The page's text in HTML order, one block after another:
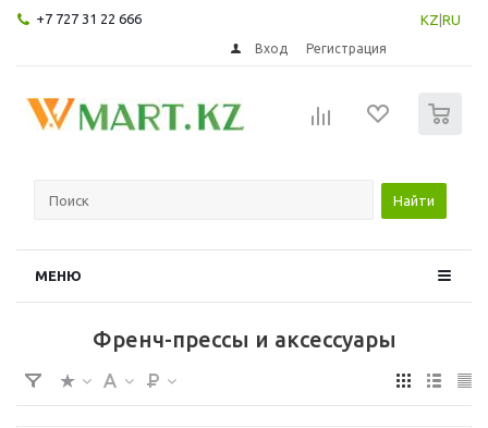
+7 727 31 22 666 KZ RU
Вход Регистрация
Найти
МЕНЮ
Френч-прессы и аксессуары